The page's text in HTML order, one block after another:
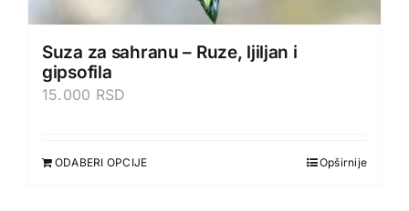
Suza za sahranu – Ruze, ljiljan i
gipsofila
15.000 RSD
ODABERI OPCIJE Opširnije